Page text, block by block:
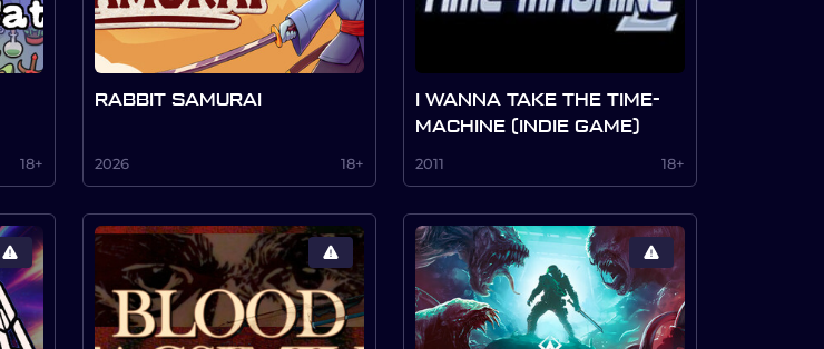
18+
RABBIT SAMURAI
2026 18+
I WANNA TAKE THE TIME-
MACHINE (INDIE GAME)
2011 18+